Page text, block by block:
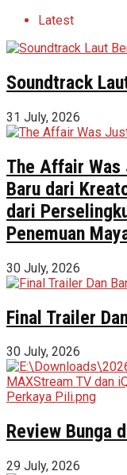
Latest
Soundtrack
31 July, 2026
The Affair Was
Baru dari
dari
Penemuan
30 July, 2026
Final Trailer
30 July, 2026
Review Bunga
29 July, 2026